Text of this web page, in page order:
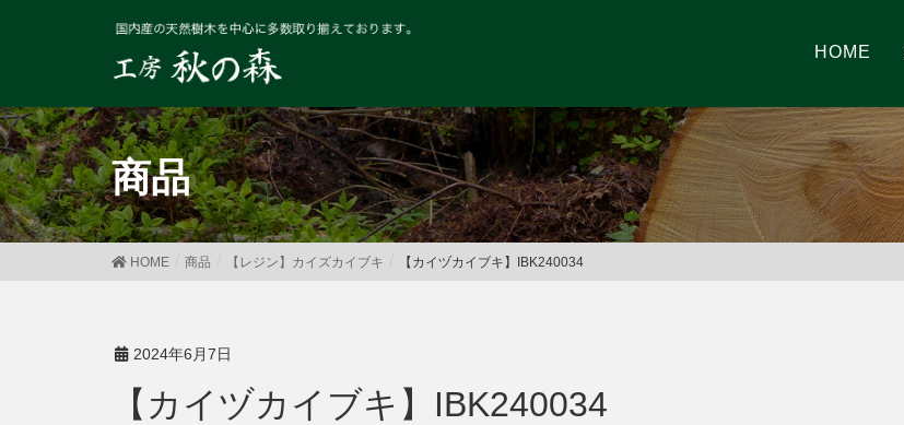
HOME
商品
HOME 商品 【レジン】カイズカイブキ 【カイヅカイブキ】IBK240034
2024年6月7日
【カイヅカイブキ】IBK240034